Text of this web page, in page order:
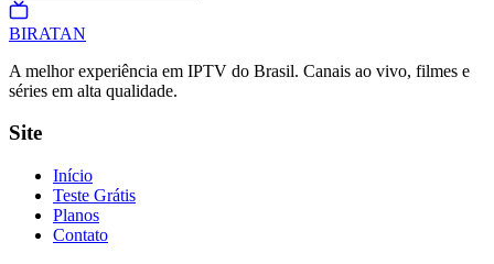
BIRATAN
A melhor experiência em IPTV do Brasil. Canais ao vivo, filmes e
séries em alta qualidade.
Site
Início
Teste Grátis
Planos
Contato